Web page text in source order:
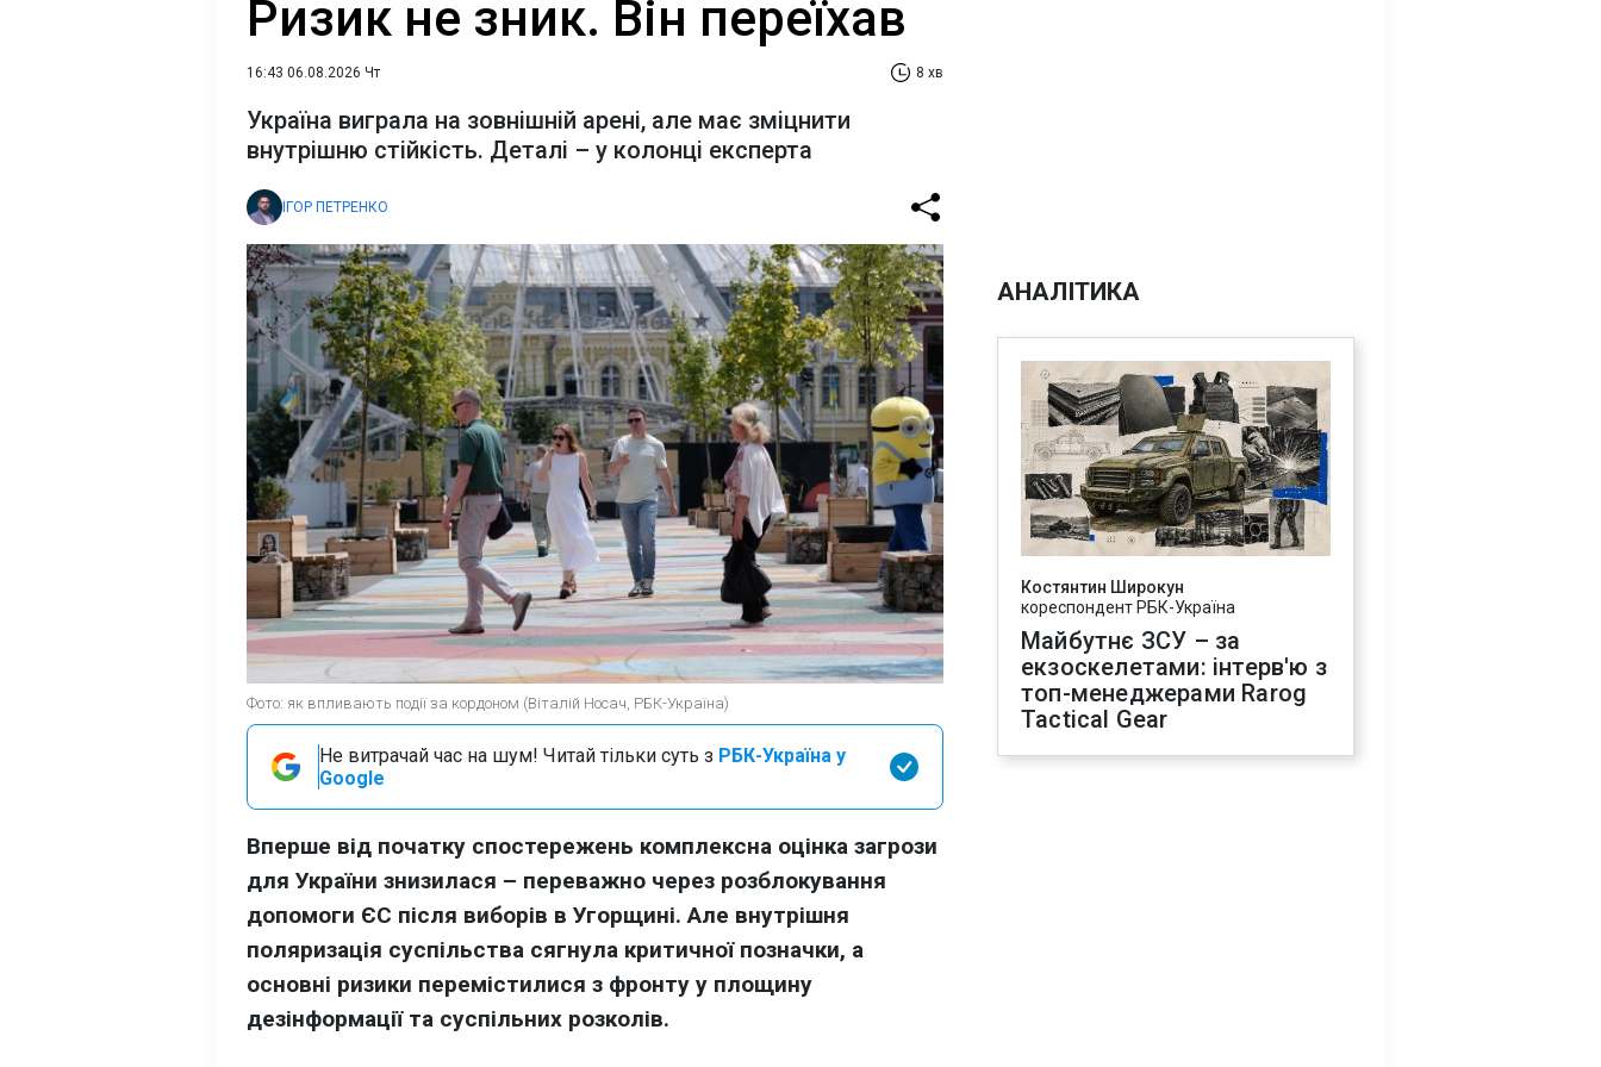
Ризик не зник. Він переїхав
16:43 06.08.2026 Чт 8 хв
Україна виграла на зовнішній арені, але має зміцнити
внутрішню стійкість. Деталі – у колонці експерта
ІГОР ПЕТРЕНКО
Фото: як впливають події за кордоном (Віталій Носач, РБК-Україна)
Не витрачай час на шум! Читай тільки суть з РБК-Україна у
Google
Вперше від початку спостережень комплексна оцінка загрози
для України знизилася – переважно через розблокування
допомоги ЄС після виборів в Угорщині. Але внутрішня
поляризація суспільства сягнула критичної позначки, а
основні ризики перемістилися з фронту у площину
дезінформації та суспільних розколів.
АНАЛІТИКА
Костянтин Широкун
кореспондент РБК-Україна
Майбутнє ЗСУ – за
екзоскелетами: інтерв'ю з
топ-менеджерами Rarog
Tactical Gear